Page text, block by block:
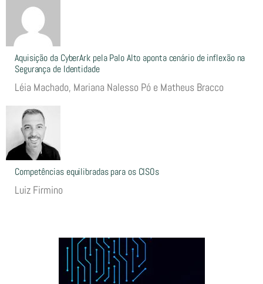
Aquisição da CyberArk pela Palo Alto aponta cenário de inflexão na
Segurança de Identidade
Léia Machado, Mariana Nalesso Pó e Matheus Bracco
Competências equilibradas para os CISOs
Luiz Firmino